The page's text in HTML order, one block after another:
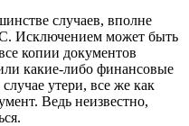
случаев, вполне
Исключением может быть
копии документов
какие-либо финансовые
утери, все же как
Ведь неизвестно,